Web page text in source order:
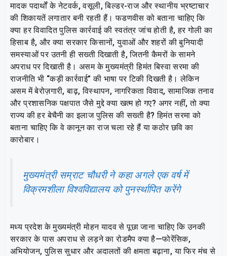
मादक पदार्थों के नेटवर्क, वसूली, बिल्डर-राज और स्थानीय भ्रष्टाचार
की शिकायतें लगातार बनी रहती हैं। फडणवीस को बताना चाहिए कि
क्या हर विवादित पुलिस कार्रवाई की स्वतंत्र जांच होती है, हर गोली का
हिसाब है, और क्या सरकार किसानों, युवाओं और शहरों की बुनियादी
समस्याओं पर उतनी ही सख्ती दिखाती है, जितनी कैमरों के सामने
अपराध पर दिखाती है। असम के मुख्यमंत्री हिमंत बिस्वा सरमा की
राजनीति भी “कड़ी कार्रवाई” की भाषा पर टिकी दिखती है। लेकिन
असम में बेरोज़गारी, बाढ़, विस्थापन, नागरिकता विवाद, सामाजिक तनाव
और प्रशासनिक पक्षपात जैसे मुद्दे क्या खत्म हो गए? अगर नहीं, तो क्या
राज्य की हर बेचैनी का इलाज पुलिस की सख्ती है? हिमंत सरमा को
बताना चाहिए कि वे कानून का राज चला रहे हैं या कठोर छवि का
कारोबार।
मुख्यमंत्री सम्राट चौधरी ने कहा अगले एक वर्ष में
विक्रमशीला विश्वविद्यालय को पुनर्स्थापित करेंगे
मध्य प्रदेश के मुख्यमंत्री मोहन यादव से पूछा जाना चाहिए कि उनकी
सरकार के पास अपराध से लड़ने का रोडमैप क्या है—फोरेंसिक,
अभियोजन, पुलिस सुधार और अदालतों की क्षमता बढ़ाना, या फिर मंच से